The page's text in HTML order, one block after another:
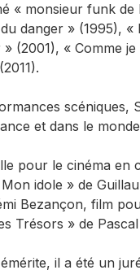
« monsieur funk
danger » (1995),
(2001), « Comme
scéniques,
et dans le
pour le cinéma en
idole » de
Bezançon, film
Trésors » de
il a été un